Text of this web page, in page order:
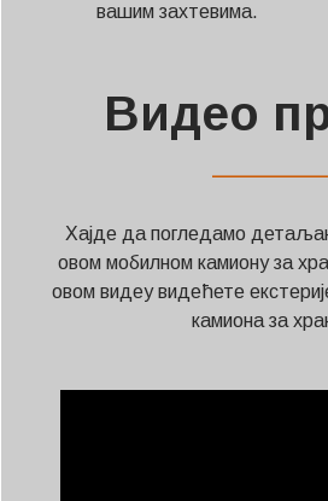
вашим захтевима.
Видео
——————
Хајде да погледамо
овом мобилном камиону за
овом видеу видећете
камиона за